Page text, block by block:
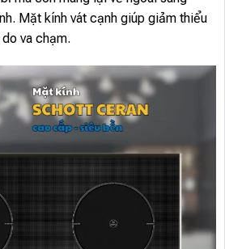
Mặt kính vát cạnh giúp giảm thiểu
va chạm.